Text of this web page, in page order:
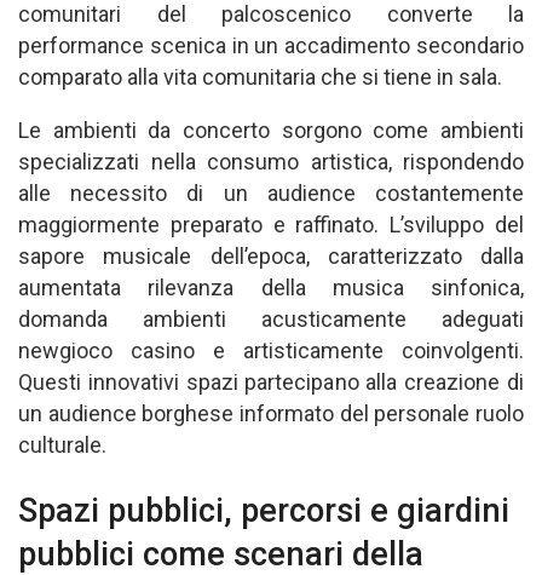
comunitari del palcoscenico converte la
performance scenica in un accadimento secondario
comparato alla vita comunitaria che si tiene in sala.
Le ambienti da concerto sorgono come ambienti
specializzati nella consumo artistica, rispondendo
alle necessito di un audience costantemente
maggiormente preparato e raffinato. L’sviluppo del
sapore musicale dell’epoca, caratterizzato dalla
aumentata rilevanza della musica sinfonica,
domanda ambienti acusticamente adeguati
newgioco casino e artisticamente coinvolgenti.
Questi innovativi spazi partecipano alla creazione di
un audience borghese informato del personale ruolo
culturale.
Spazi pubblici, percorsi e giardini
pubblici come scenari della